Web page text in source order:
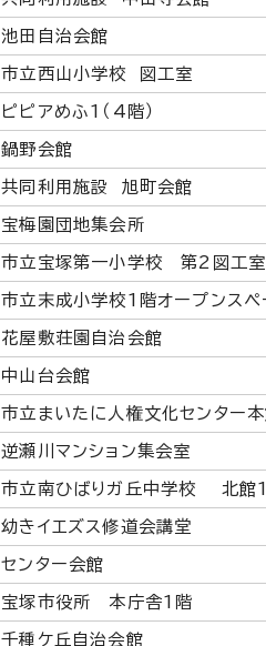
池田自治会館
市立西山小学校 図工室
ピピアめふ1（4階）
鍋野会館
共同利用施設 旭町会館
宝梅園団地集会所
市立宝塚第一小学校 第2図工室
市立末成小学校1階オープンスペ
花屋敷荘園自治会館
中山台会館
市立まいたに人権文化センター
逆瀬川マンション集会室
市立南ひばりガ丘中学校 北館
幼きイエズス修道会講堂
センター会館
宝塚市役所 本庁舎1階
千種ケ丘自治会館